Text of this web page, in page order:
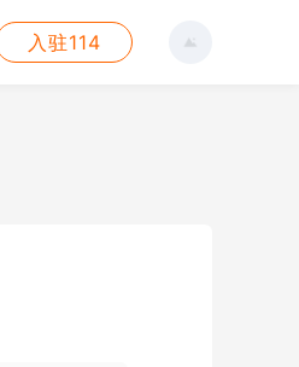
入驻114